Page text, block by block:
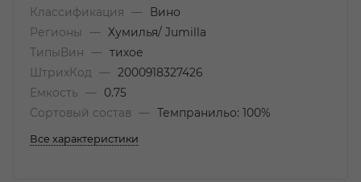
Классификация —
Вино
Регионы
—
Хумилья/ Jumilla
ТипыВин
— тихое
ШтрихКод
— 2000918327426
Емкость
—
0.75
Сортовый состав
— Темпранильо: 100%
Все характеристики